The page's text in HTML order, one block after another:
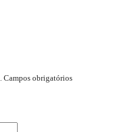
Campos obrigatórios